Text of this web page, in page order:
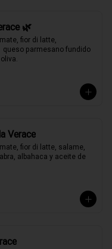
🌿
fior di latte,
queso parmesano fundido
Verace
fior di latte, salame,
albahaca y aceite de